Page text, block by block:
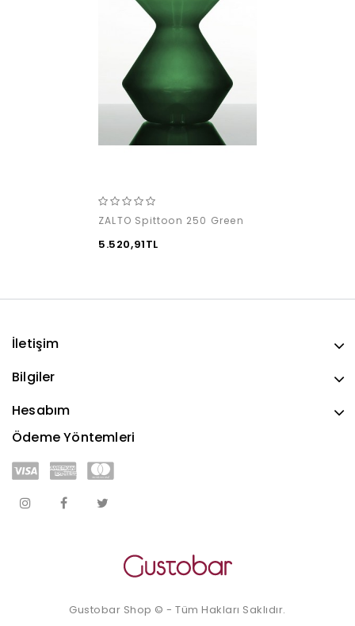
ZALTO Spittoon 250 Green
5.520,91TL
İletişim
Bilgiler
Hesabım
Ödeme Yöntemleri
Gustobar Shop © - Tüm Hakları Saklıdır.